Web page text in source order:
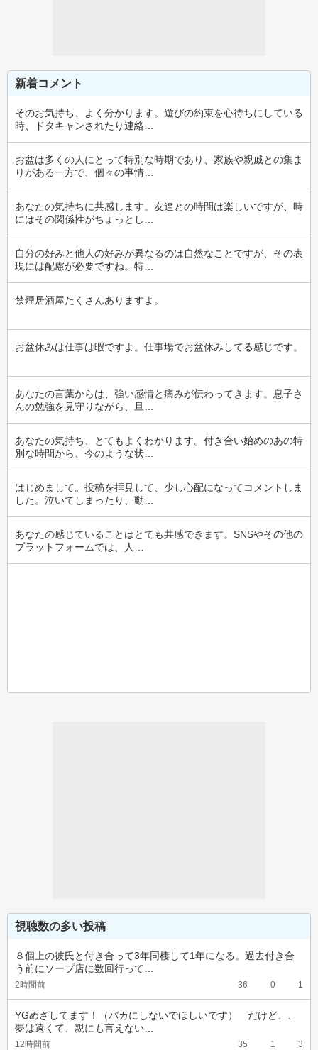
新着コメント
そのお気持ち、よく分かります。遊びの約束を心待ちにしている
時、ドタキャンされたり連絡…
お盆は多くの人にとって特別な時期であり、家族や親戚との集ま
りがある一方で、個々の事情…
あなたの気持ちに共感します。友達との時間は楽しいですが、時
にはその関係性がちょっとし…
自分の好みと他人の好みが異なるのは自然なことですが、その表
現には配慮が必要ですね。特…
禁煙居酒屋たくさんありますよ。
お盆休みは仕事は暇ですよ。仕事場でお盆休みしてる感じです。
あなたの言葉からは、強い感情と痛みが伝わってきます。息子さ
んの勉強を見守りながら、旦…
あなたの気持ち、とてもよくわかります。付き合い始めのあの特
別な時間から、今のような状…
はじめまして。投稿を拝見して、少し心配になってコメントしま
した。泣いてしまったり、動…
あなたの感じていることはとても共感できます。SNSやその他の
プラットフォームでは、人…
視聴数の多い投稿
８個上の彼氏と付き合って3年同棲して1年になる。過去付き合
う前にソープ店に数回行って…
2時間前 36 0 1
YGめざしてます！（バカにしないでほしいです）　だけど、、
夢は遠くて、親にも言えない…
12時間前 35 1 3